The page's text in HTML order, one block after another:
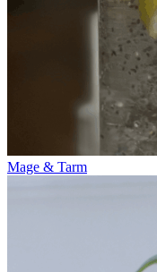
Mage & Tarm